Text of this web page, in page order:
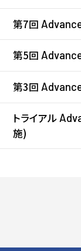
第7回
第5回
第3回
トライアル
施)